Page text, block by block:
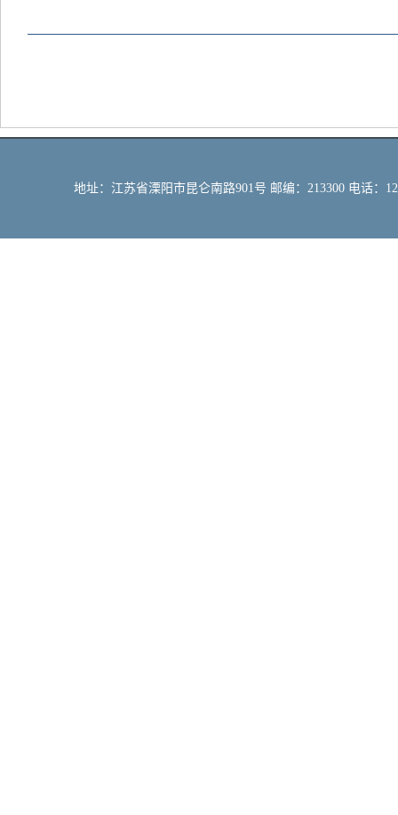
地址：江苏省溧阳市昆仑南路901号 邮编：213300 电话：